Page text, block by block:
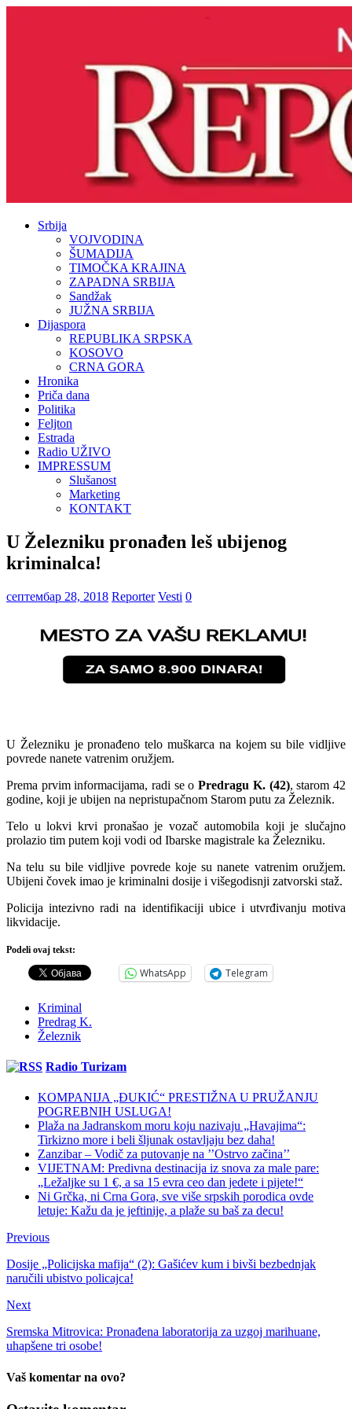
Srbija
VOJVODINA
ŠUMADIJA
TIMOČKA KRAJINA
ZAPADNA SRBIJA
Sandžak
JUŽNA SRBIJA
Dijaspora
REPUBLIKA SRPSKA
KOSOVO
CRNA GORA
Hronika
Priča dana
Politika
Feljton
Estrada
Radio UŽIVO
IMPRESSUM
Slušanost
Marketing
KONTAKT
U Železniku pronađen leš ubijenog
kriminalca!
септембар 28, 2018 Reporter Vesti 0
U Železniku je pronađeno telo muškarca na kojem su bile vidljive
povrede nanete vatrenim oružjem.
Prema prvim informacijama, radi se oPredragu K. (42), starom 42
godine, koji je ubijen na nepristupačnom Starom putu za Železnik.
Telo u lokvi krvi pronašao je vozač automobila koji je slučajno
prolazio tim putem koji vodi od Ibarske magistrale ka Železniku.
Na telu su bile vidljive povrede koje su nanete vatrenim oružjem.
Ubijeni čovek imao je kriminalni dosije i višegodisnji zatvorski staž.
Policija intezivno radi na identifikaciji ubice i utvrđivanju motiva
likvidacije.
Podeli ovaj tekst:
WhatsApp Telegram
Kriminal
Predrag K.
Železnik
Radio Turizam
KOMPANIJA „ĐUKIĆ“ PRESTIŽNA U PRUŽANJU
POGREBNIH USLUGA!
Plaža na Jadranskom moru koju nazivaju „Havajima“:
Tirkizno more i beli šljunak ostavljaju bez daha!
Zanzibar – Vodič za putovanje na ’’Ostrvo začina’’
VIJETNAM: Predivna destinacija iz snova za male pare:
„Ležaljke su 1 €, a sa 15 evra ceo dan jedete i pijete!“
Ni Grčka, ni Crna Gora, sve više srpskih porodica ovde
letuje: Kažu da je jeftinije, a plaže su baš za decu!
Previous
Dosije „Policijska mafija“ (2): Gašićev kum i bivši bezbednjak
naručili ubistvo policajca!
Next
Sremska Mitrovica: Pronađena laboratorija za uzgoj marihuane,
uhapšene tri osobe!
Vaš komentar na ovo?